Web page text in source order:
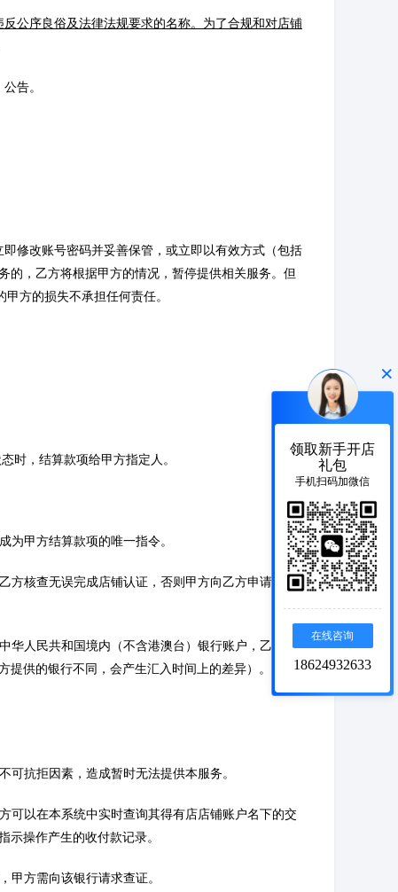
公序良俗及法律法规要求的名称。为了合规和对店铺
告。
修改账号密码并妥善保管，或立即以有效方式（包括
的，乙方将根据甲方的情况，暂停提供相关服务。但
方的损失不承担任何责任。
时，结算款项给甲方指定人。
为甲方结算款项的唯一指令。
方核查无误完成店铺认证，否则甲方向乙方申请提现
华人民共和国境内（不含港澳台）银行账户，乙方将
提供的银行不同，会产生汇入时间上的差异）。除本
可抗拒因素，造成暂时无法提供本服务。
可以在本系统中实时查询其得有店店铺账户名下的交
示操作产生的收付款记录。
甲方需向该银行请求查证。
×
领取新手开店
礼包
手机扫码加微信
在线咨询
18624932633